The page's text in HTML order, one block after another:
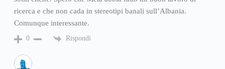
ricerca e che non cada in stereotipi banali sull’Albania.
Comunque interessante.
0 Rispondi